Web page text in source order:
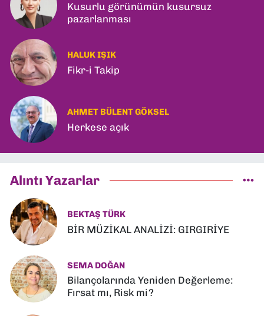
Kusurlu görünümün kusursuz
pazarlanması
HALUK IŞIK
Fikr-i Takip
AHMET BÜLENT GÖKSEL
Herkese açık
Alıntı Yazarlar
BEKTAŞ TÜRK
BİR MÜZİKAL ANALİZİ: GIRGIRİYE
SEMA DOĞAN
Bilançolarında Yeniden Değerleme:
Fırsat mı, Risk mi?